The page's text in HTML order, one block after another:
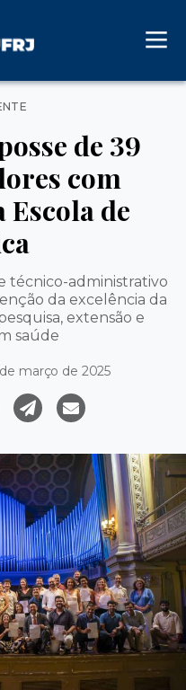
de 39
com
de
técnico-administrativo
da excelência da
extensão e
saúde
março de 2025